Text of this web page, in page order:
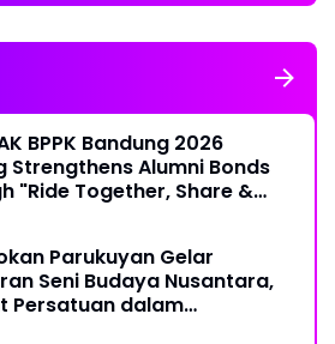
BPPK Bandung 2026
Strengthens Alumni Bonds
"Ride Together, Share &
Parukuyan Gelar
Seni Budaya Nusantara,
Persatuan dalam